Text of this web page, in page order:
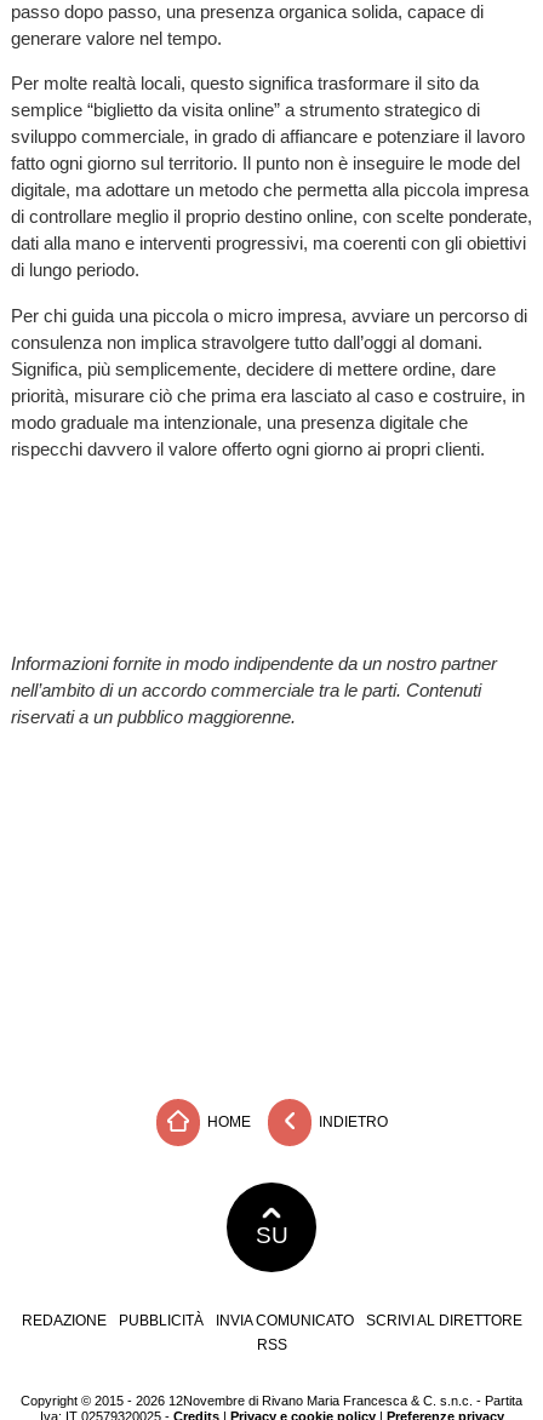
passo dopo passo, una presenza organica solida, capace di
generare valore nel tempo.
Per molte realtà locali, questo significa trasformare il sito da
semplice “biglietto da visita online” a strumento strategico di
sviluppo commerciale, in grado di affiancare e potenziare il lavoro
fatto ogni giorno sul territorio. Il punto non è inseguire le mode del
digitale, ma adottare un metodo che permetta alla piccola impresa
di controllare meglio il proprio destino online, con scelte ponderate,
dati alla mano e interventi progressivi, ma coerenti con gli obiettivi
di lungo periodo.
Per chi guida una piccola o micro impresa, avviare un percorso di
consulenza non implica stravolgere tutto dall’oggi al domani.
Significa, più semplicemente, decidere di mettere ordine, dare
priorità, misurare ciò che prima era lasciato al caso e costruire, in
modo graduale ma intenzionale, una presenza digitale che
rispecchi davvero il valore offerto ogni giorno ai propri clienti.
Informazioni fornite in modo indipendente da un nostro partner
nell’ambito di un accordo commerciale tra le parti. Contenuti
riservati a un pubblico maggiorenne.
HOME INDIETRO
SU
REDAZIONE PUBBLICITÀ INVIA COMUNICATO
SCRIVI AL DIRETTORE
RSS
Copyright © 2015 - 2026 12Novembre di Rivano Maria Francesca & C. s.n.c. - Partita
Iva: IT 02579320025 - Credits| Privacy e cookie policy| Preferenze privacy